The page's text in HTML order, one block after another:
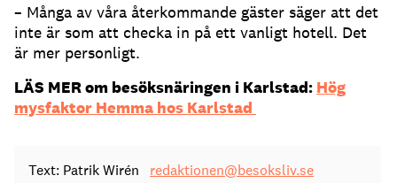
– Många av våra återkommande gäster säger att det
inte är som att checka in på ett vanligt hotell. Det
är mer personligt.
LÄS MER om besöksnäringen i Karlstad: Hög
mysfaktor Hemma hos Karlstad
Text: Patrik Wirén redaktionen@besoksliv.se